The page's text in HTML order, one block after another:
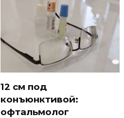
12 см под
конъюнктивой:
офтальмолог